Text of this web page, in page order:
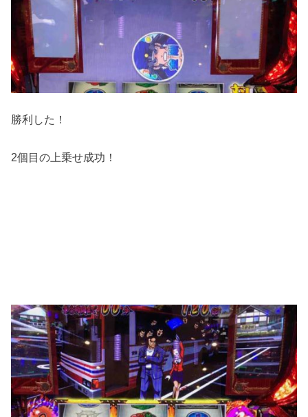
勝利した！
2個目の上乗せ成功！